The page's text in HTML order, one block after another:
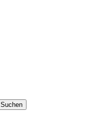
Suchen